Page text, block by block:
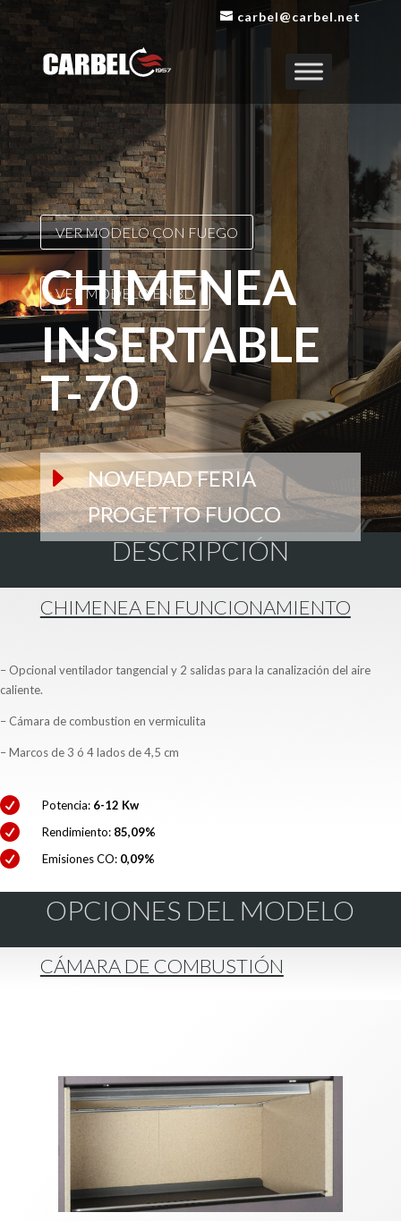
carbel@carbel.net
VER MODELO CON FUEGO
VER MODELO EN 3D
CHIMENEA
INSERTABLE
T-70
E NOVEDAD FERIA
PROGETTO FUOCO
DESCRIPCIÓN
CHIMENEA EN FUNCIONAMIENTO
– Opcional ventilador tangencial y 2 salidas para la canalización del aire
caliente.
– Cámara de combustion en vermiculita
– Marcos de 3 ó 4 lados de 4,5 cm
 Potencia: 6-12 Kw
 Rendimiento: 85,09%
 Emisiones CO: 0,09%
OPCIONES DEL MODELO
CÁMARA DE COMBUSTIÓN